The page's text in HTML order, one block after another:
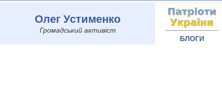
Олег Устименко
Громадський активіст
БЛОГИ